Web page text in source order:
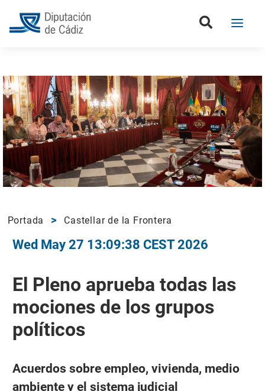
Portada Castellar de la Frontera
Wed May 27 13:09:38 CEST 2026
El Pleno aprueba todas las
mociones de los grupos
políticos
Acuerdos sobre empleo, vivienda, medio
ambiente y el sistema judicial